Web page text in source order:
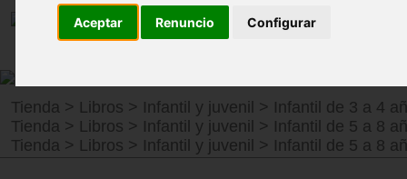
Aceptar Renuncio Configurar
Tienda > Libros > Infantil y juvenil > Infantil de 3 a 4
Tienda > Libros > Infantil y juvenil > Infantil de 5 a 8
Tienda > Libros > Infantil y juvenil > Infantil de 5 a 8